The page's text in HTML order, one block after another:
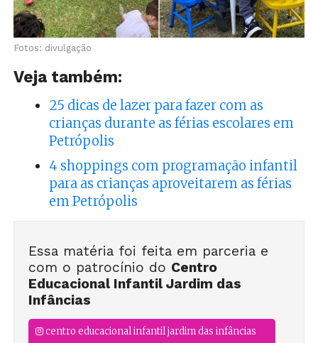
Fotos: divulgação
Veja também:
25 dicas de lazer para fazer com as
crianças durante as férias escolares em
Petrópolis
4 shoppings com programação infantil
para as crianças aproveitarem as férias
em Petrópolis
Essa matéria foi feita em parceria e
com o patrocínio do Centro
Educacional Infantil Jardim das
Infâncias
centro educacional infantil jardim das infâncias